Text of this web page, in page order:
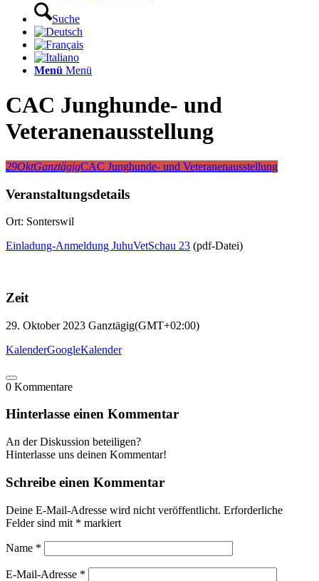
Suche
Menü Menü
CAC Junghunde- und
Veteranenausstellung
29OktGanztägigCAC Junghunde- und Veteranenausstellung
Veranstaltungsdetails
Ort: Sonterswil
Einladung-Anmeldung JuhuVetSchau 23 (pdf-Datei)
Zeit
29. Oktober 2023 Ganztägig(GMT+02:00)
KalenderGoogleKalender
0 Kommentare
Hinterlasse einen Kommentar
An der Diskussion beteiligen?
Hinterlasse uns deinen Kommentar!
Schreibe einen Kommentar
Deine E-Mail-Adresse wird nicht veröffentlicht. Erforderliche
Felder sind mit * markiert
Name *
E-Mail-Adresse *